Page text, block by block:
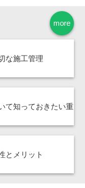
more
な施工管理
て知っておきたい重
とメリット